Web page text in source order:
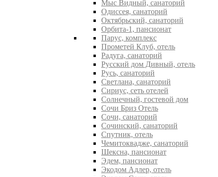
Мыс Видный, санаторий
Одиссея, санаторий
Октябрьский, санаторий
Орбита-1, пансионат
Парус, комплекс
Прометей Клуб, отель
Радуга, санаторий
Русский дом Дивный, отель
Русь, санаторий
Светлана, санаторий
Сириус, сеть отелей
Солнечный, гостевой дом
Сочи Бриз Отель
Сочи, санаторий
Сочинский, санаторий
Спутник, отель
Чемитоквадже, санаторий
Шексна, пансионат
Эдем, пансионат
Экодом Адлер, отель